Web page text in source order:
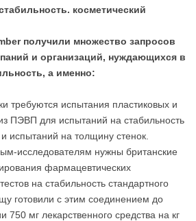
косметический
получили множество запросов
и организаций, нуждающихся в
а именно:
требуются испытания пластиковых и
ПЭВП для испытаний на стабильность
испытаний на толщину стенок.
исследователям нужны британские
фармацевтических
на стабильность стандартного
готовили с этим соединением до
750 мг лекарственного средства на кг